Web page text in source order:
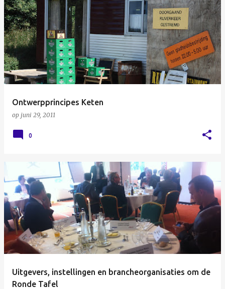
P
o
s
t
s
Ontwerpprincipes Keten
op juni 29, 2011
0
Uitgevers, instellingen en brancheorganisaties om de
Ronde Tafel